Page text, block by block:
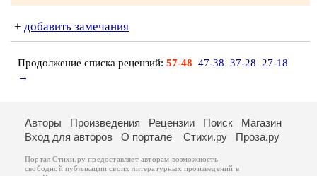
+ добавить замечания
Продолжение списка рецензий: 57-48 47-38 37-28
27-18
→
Авторы Произведения Рецензии Поиск
Магазин
Вход для авторов
О портале Стихи.ру Проза.ру
Портал Стихи.ру предоставляет авторам возможность
свободной публикации своих литературных произведений в